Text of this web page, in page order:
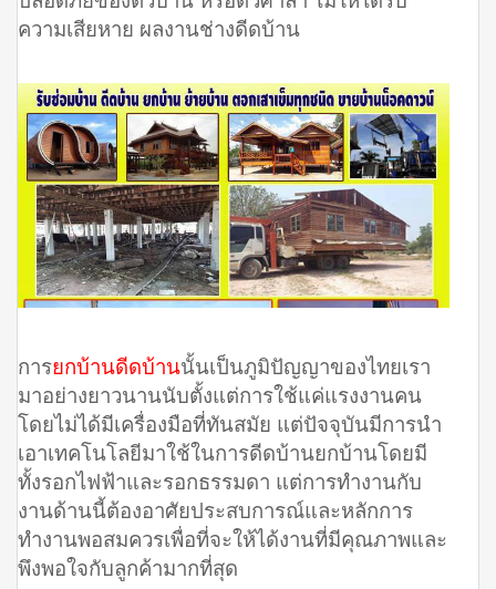
ความเสียหาย ผลงานช่างดีดบ้าน
การยกบ้านดีดบ้านนั้นเป็นภูมิปัญญาของไทยเรา
มาอย่างยาวนานนับตั้งแต่การใช้แค่แรงงานคน
โดยไม่ได้มีเครื่องมือที่ทันสมัย แต่ปัจจุบันมีการนำ
เอาเทคโนโลยีมาใช้ในการดีดบ้านยกบ้านโดยมี
ทั้งรอกไฟฟ้าและรอกธรรมดา แต่การทำงานกับ
งานด้านนี้ต้องอาศัยประสบการณ์และหลักการ
ทำงานพอสมควรเพื่อที่จะให้ได้งานที่มีคุณภาพและ
พึงพอใจกับลูกค้ามากที่สุด